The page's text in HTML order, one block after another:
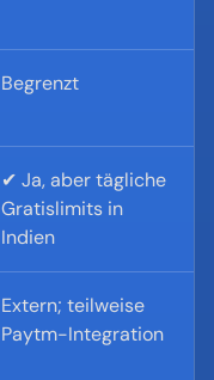
Begrenzt
✔ Ja, aber tägliche
Gratislimits in
Indien
Extern; teilweise
Paytm-Integration